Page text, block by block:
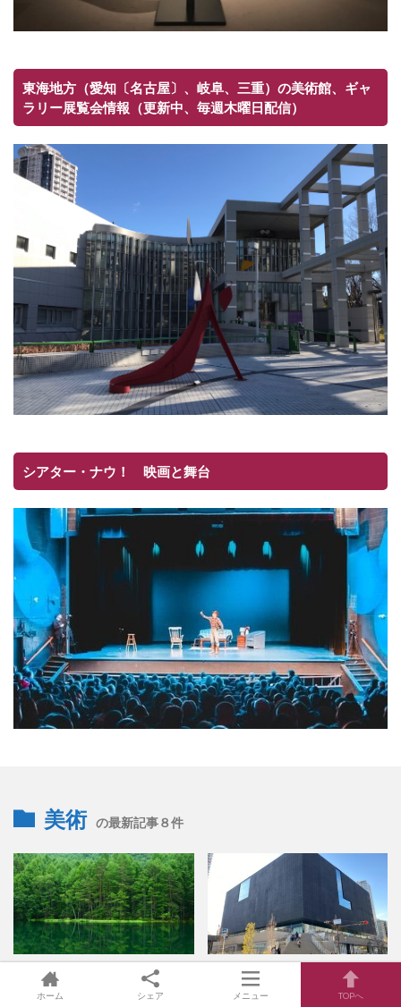
東海地方（愛知〔名古屋〕、岐阜、三重）の美術館、ギャ
ラリー展覧会情報（更新中、毎週木曜日配信）
シアター・ナウ！ 映画と舞台
美術 の最新記事８件
2026年8月5日 2026年8月6日
東山魁夷展 2026-2027年開催
2026年8月5日 2026年8月5日
大阪中之島美術館が2027年度の展
ホーム シェア メニュー TOPへ